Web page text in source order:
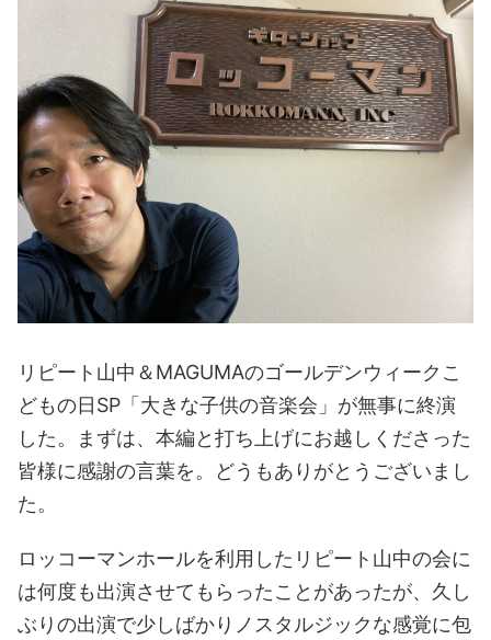
リピート山中＆MAGUMAのゴールデンウィークこ
どもの日SP「大きな子供の音楽会」が無事に終演
した。まずは、本編と打ち上げにお越しくださった
皆様に感謝の言葉を。どうもありがとうございまし
た。
ロッコーマンホールを利用したリピート山中の会に
は何度も出演させてもらったことがあったが、久し
ぶりの出演で少しばかりノスタルジックな感覚に包